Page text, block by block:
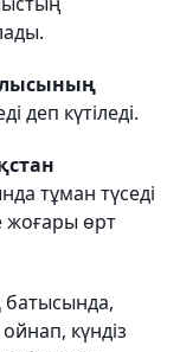
деп күтіледі.
тұман түседі
жоғары өрт
батысында,
күндіз